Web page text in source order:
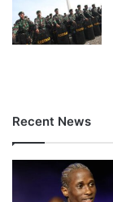
Recent News